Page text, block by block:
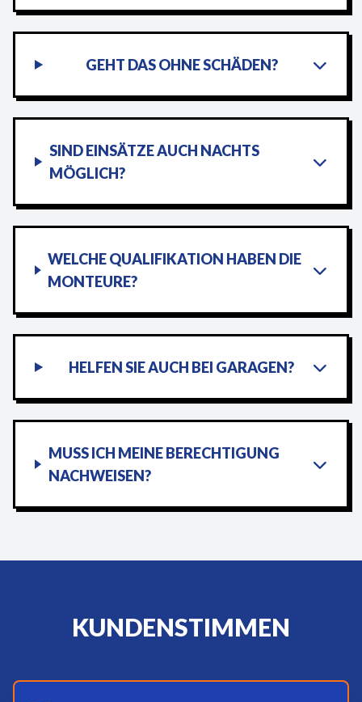
GEHT DAS OHNE SCHÄDEN?
SIND EINSÄTZE AUCH NACHTS
MÖGLICH?
WELCHE QUALIFIKATION HABEN DIE
MONTEURE?
HELFEN SIE AUCH BEI GARAGEN?
MUSS ICH MEINE BERECHTIGUNG
NACHWEISEN?
KUNDENSTIMMEN